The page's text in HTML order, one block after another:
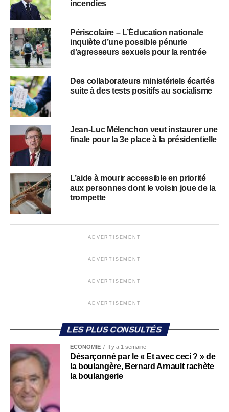
incendies
Périscolaire – L’Éducation nationale
inquiète d’une possible pénurie
d’agresseurs sexuels pour la rentrée
Des collaborateurs ministériels écartés
suite à des tests positifs au socialisme
Jean-Luc Mélenchon veut instaurer une
finale pour la 3e place à la présidentielle
L’aide à mourir accessible en priorité
aux personnes dont le voisin joue de la
trompette
ADVERTISEMENT
ADVERTISEMENT
ADVERTISEMENT
ADVERTISEMENT
LES PLUS CONSULTÉS
ECONOMIE Il y a 1 semaine
Désarçonné par le « Et avec ceci ? » de
la boulangère, Bernard Arnault rachète
la boulangerie